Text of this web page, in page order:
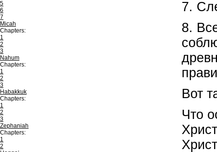
5
6
7
Micah
Chapters:
1
2
3
Nahum
Chapters:
1
2
3
Habakkuk
Chapters:
1
2
3
Zephaniah
Chapters:
1
2
7.
8.
Вот
Что